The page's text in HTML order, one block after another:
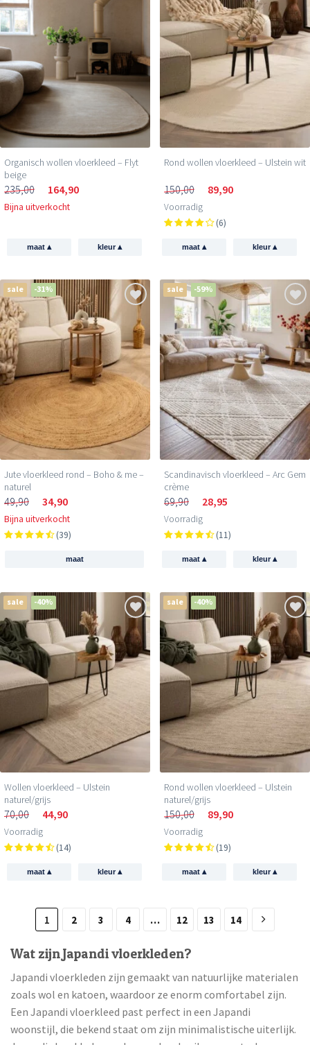
Organisch wollen vloerkleed – Flyt
beige
235,00 164,90
Bijna uitverkocht
maat ▴ kleur▴
Rond wollen vloerkleed – Ulstein wit
150,00 89,90
Voorradig
(6)
maat ▴ kleur▴
sale -31%
Jute vloerkleed rond – Boho & me –
naturel
49,90 34,90
Bijna uitverkocht
(39)
maat
sale -59%
Scandinavisch vloerkleed – Arc Gem
crème
69,90 28,95
Voorradig
(11)
maat ▴ kleur▴
sale -40%
Wollen vloerkleed – Ulstein
naturel/grijs
70,00 44,90
Voorradig
(14)
maat ▴ kleur▴
sale -40%
Rond wollen vloerkleed – Ulstein
naturel/grijs
150,00 89,90
Voorradig
(19)
maat ▴ kleur▴
1 2 3 4 … 12 13 14
Wat zijn Japandi vloerkleden?
Japandi vloerkleden zijn gemaakt van natuurlijke materialen
zoals wol en katoen, waardoor ze enorm comfortabel zijn.
Een Japandi vloerkleed past perfect in een Japandi
woonstijl, die bekend staat om zijn minimalistische uiterlijk.